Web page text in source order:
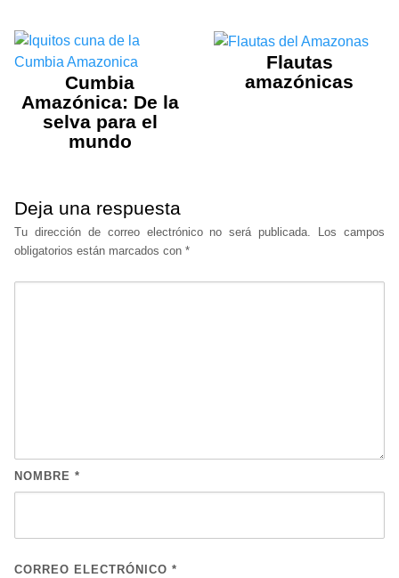
Cumbia
Amazónica: De la
selva para el
mundo
Flautas
amazónicas
Deja una respuesta
Tu dirección de correo electrónico no será publicada.
Los campos
obligatorios están marcados con *
NOMBRE *
CORREO ELECTRÓNICO *